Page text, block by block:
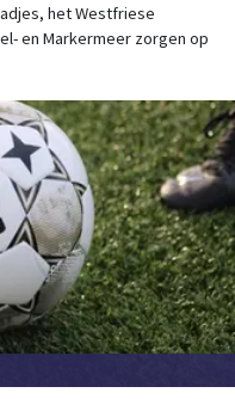
het Westfriese
en Markermeer zorgen op